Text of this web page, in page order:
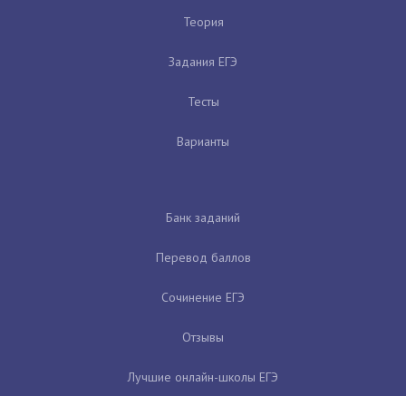
Теория
Задания ЕГЭ
Тесты
Варианты
Банк заданий
Перевод баллов
Сочинение ЕГЭ
Отзывы
Лучшие онлайн-школы ЕГЭ